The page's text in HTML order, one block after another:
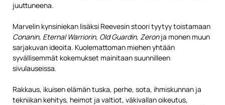
juuttuneena.
Marvelin kynsiniekan lisäksi Reevesin stoori tyytyy toistamaan
Conanin, Eternal Warriorin, Old Guardin, Zeronja monen muun
sarjakuvan ideoita. Kuolemattoman miehen yhtään
syvällisemmät kokemukset mainitaan suunnilleen
sivulauseissa.
Rakkaus, ikuisen elämän tuska, perhe, sota, ihmiskunnan ja
tekniikan kehitys, heimot ja valtiot, väkivallan oikeutus,